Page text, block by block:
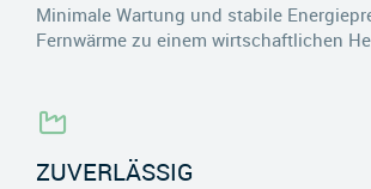
Minimale Wartung und stabile
Fernwärme zu einem wirtschaftlichen
ZUVERLÄSSIG